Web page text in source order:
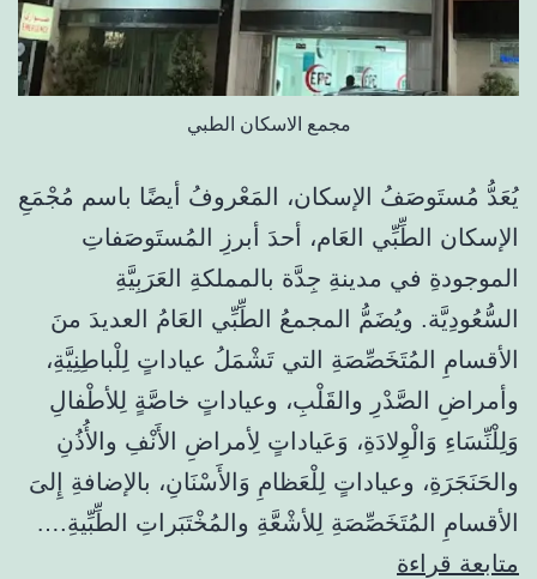
مجمع الاسكان الطبي
يُعَدُّ مُستَوصَفُ الإسكان، المَعْروفُ أيضًا باسم مُجْمَعِ
الإسكان الطِّبِّي العَام، أحدَ أبرزِ المُستَوصَفاتِ
الموجودةِ في مدينةِ جِدَّة بالمملكةِ العَرَبِيَّةِ
السُّعُودِيَّة. ويُضَمُّ المجمعُ الطِّبِّي العَامُ العديدَ منَ
الأقسامِ المُتَخَصِّصَةِ التي تَشْمَلُ عياداتٍ لِلْباطِنِيَّةِ،
وأمراضِ الصَّدْرِ والقَلْبِ، وعياداتٍ خاصَّةٍ لِلأطْفالِ
وَلِلْنِّسَاءِ وَالْوِلادَةِ، وَعَياداتٍ لِأمراضِ الأَنْفِ والأُذُنِ
والحَنَجَرَةِ، وعياداتٍ لِلْعَظامِ وَالأَسْنَانِ، بالإضافةِ إِلىَ
الأقسامِ المُتَخَصِّصَةِ لِلأشْعَّةِ والمُخْتَبَراتِ الطِّبِّيةِ.…
متابعة قراءة